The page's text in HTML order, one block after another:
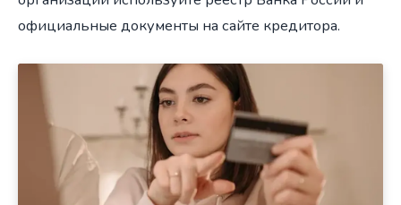
официальные документы на сайте кредитора.